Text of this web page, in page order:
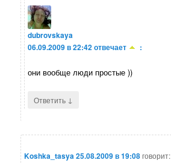
dubrovskaya
06.09.2009 в 22:42отвечает :
они вообще люди простые ))
Ответить ↓
Koshka_tasya25.08.2009 в 19:08говорит: